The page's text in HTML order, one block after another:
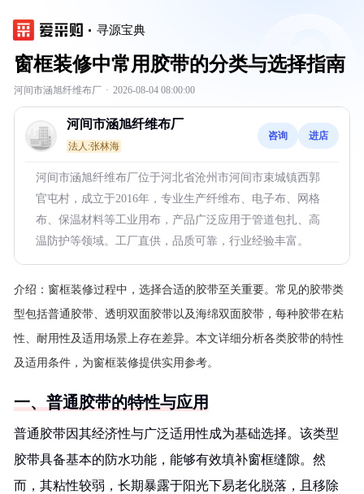
寻源宝典
窗框装修中常用胶带的分类与选择指南
河间市涵旭纤维布厂 · 2026-08-04 08:00:00
河间市涵旭纤维布厂
法人:张林海
咨询 进店
河间市涵旭纤维布厂位于河北省沧州市河间市束城镇西郭
官屯村，成立于2016年，专业生产纤维布、电子布、网格
布、保温材料等工业用布，产品广泛应用于管道包扎、高
温防护等领域。工厂直供，品质可靠，行业经验丰富。
介绍： 窗框装修过程中，选择合适的胶带至关重要。常见的胶带类
型包括普通胶带、透明双面胶带以及海绵双面胶带，每种胶带在粘
性、耐用性及适用场景上存在差异。本文详细分析各类胶带的特性
及适用条件，为窗框装修提供实用参考。
一、普通胶带的特性与应用
普通胶带因其经济性与广泛适用性成为基础选择。该类型
胶带具备基本的防水功能，能够有效填补窗框缝隙。然
而，其粘性较弱，长期暴露于阳光下易老化脱落，且移除